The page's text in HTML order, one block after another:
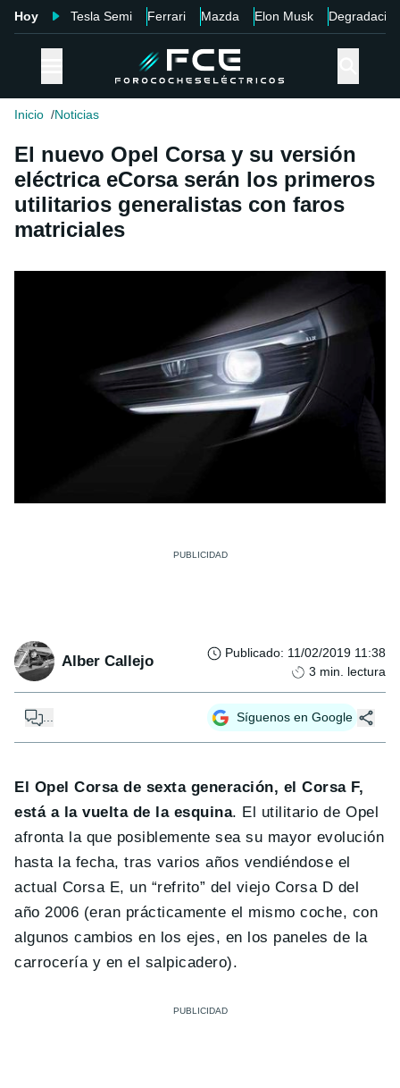
Hoy Tesla Semi Ferrari Mazda Elon Musk Degradación
Inicio Noticias
El nuevo Opel Corsa y su versión
eléctrica eCorsa serán los primeros
utilitarios generalistas con faros
matriciales
Alber Callejo Publicado: 11/02/2019 11:38
3 min. lectura
Síguenos en Google
El Opel Corsa de sexta generación, el Corsa F,
está a la vuelta de la esquina. El utilitario de Opel
afronta la que posiblemente sea su mayor evolución
hasta la fecha, tras varios años vendiéndose el
actual Corsa E, un “refrito” del viejo Corsa D del
año 2006 (eran prácticamente el mismo coche, con
algunos cambios en los ejes, en los paneles de la
carrocería y en el salpicadero).